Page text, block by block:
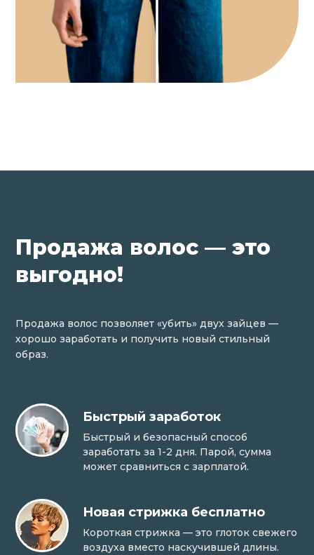
Продажа волос — это
выгодно!
Продажа волос позволяет «убить» двух зайцев —
хорошо заработать и получить новый стильный
образ.
Быстрый заработок
Быстрый и безопасный способ
заработать за 1-2 дня. Парой, сумма
может сравниться с зарплатой.
Новая стрижка бесплатно
Короткая стрижка — это глоток свежего
воздуха вместо наскучившей длины.